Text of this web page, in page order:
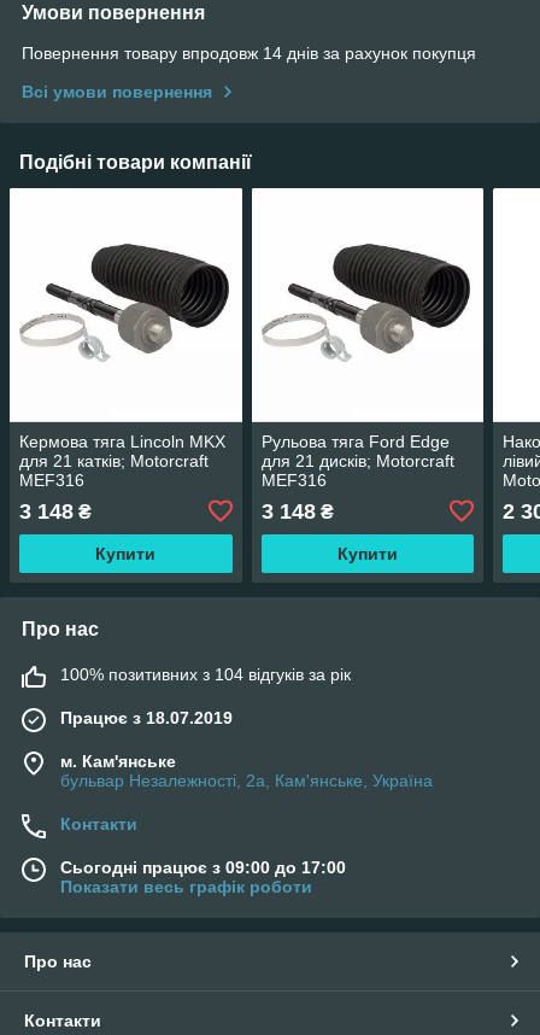
Умови повернення
Повернення товару впродовж 14 днів за рахунок покупця
Всі умови повернення
Подібні товари компанії
Кермова тяга Lincoln MKX
для 21 катків; Motorcraft
MEF316
3 148 ₴
Купити
Рульова тяга Ford Edge
для 21 дисків; Motorcraft
MEF316
3 148₴
Купити
2
Про нас
100% позитивних з 104 відгуків за рік
Працює з 18.07.2019
м. Кам'янське
бульвар Незалежності, 2а, Кам'янське, Україна
Контакти
Сьогодні працює з 09:00 до 17:00
Показати весь графік роботи
Про нас
Контакти